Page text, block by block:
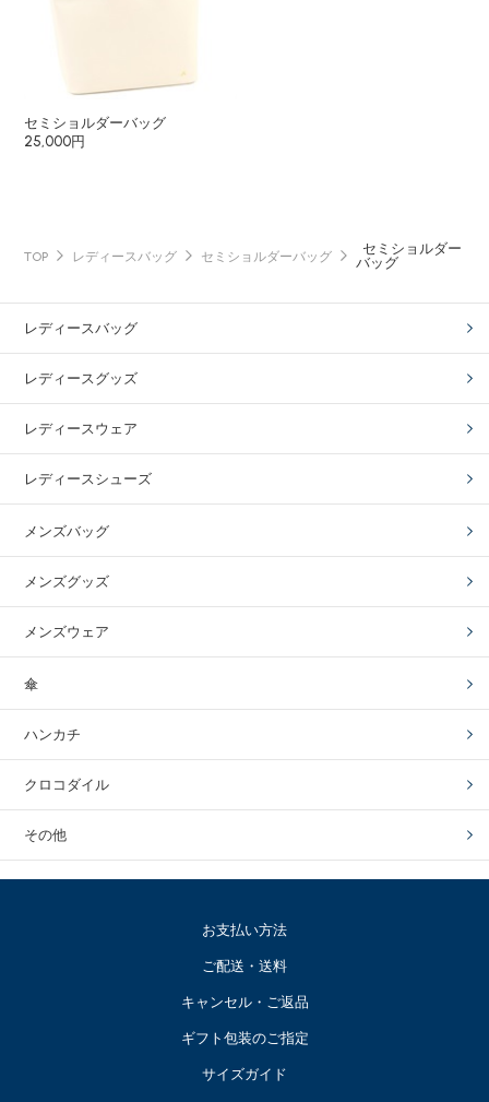
セミショルダーバッグ
25,000円
TOP レディースバッグ セミショルダーバッグ
セミショルダー
バッグ
レディースバッグ
レディースグッズ
レディースウェア
レディースシューズ
メンズバッグ
メンズグッズ
メンズウェア
傘
ハンカチ
クロコダイル
その他
お支払い方法
ご配送・送料
キャンセル・ご返品
ギフト包装のご指定
サイズガイド